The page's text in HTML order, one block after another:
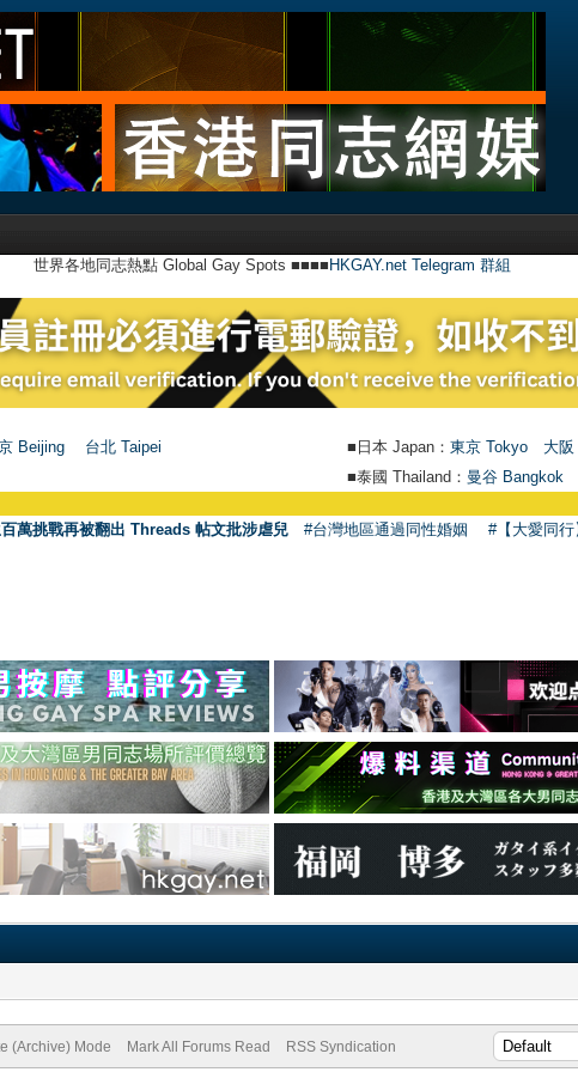
世界各地同志熱點 Global Gay Spots ■■■■ HKGAY.net Telegram 群組
Beijing 台北 Taipei ■日本 Japan： 東京 Tokyo 大
■泰國 Thailand： 曼谷 Bangkok
萬挑戰再被翻出 Threads 帖文批涉虐兒 #台灣地區通過同性婚姻 #【大愛同
(Archive) Mode Mark All Forums Read RSS Syndication